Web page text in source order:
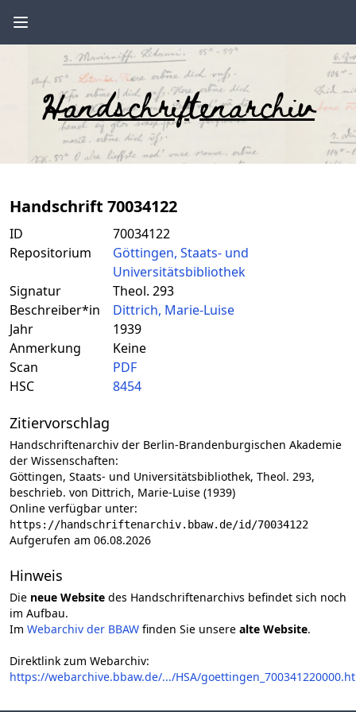
Handschriftenarchiv
Handschrift 70034122
ID
70034122
Repositorium
Göttingen, Staats- und
Universitätsbibliothek
Signatur
Theol. 293
Beschreiber*in
Dittrich, Marie-Luise
Jahr
1939
Anmerkung
Keine
Scan
PDF
HSC
8454
Zitiervorschlag
Handschriftenarchiv der Berlin-Brandenburgischen Akademie
der Wissenschaften:
Göttingen, Staats- und Universitätsbibliothek, Theol. 293,
beschrieb. von Dittrich, Marie-Luise (1939)
Online verfügbar unter:
https://handschriftenarchiv.bbaw.de/id/70034122
Aufgerufen am 06.08.2026
Hinweis
Die neue Website des Handschriftenarchivs befindet sich noch
im Aufbau.
Im Webarchiv der BBAW finden Sie unsere alte Website.
Direktlink zum Webarchiv:
https://webarchive.bbaw.de/.../HSA/